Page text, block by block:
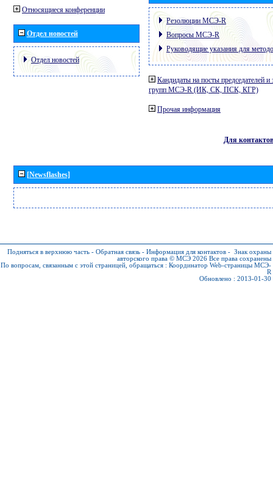
Относящиеся конференции
Отдел новостей
Отдел новостей
Резолюции МСЭ-R
Вопросы МСЭ-R
Руководящие указания для
Кандидаты на посты председателей и
групп МСЭ-R (ИК, СК, ПСК, КГР)
Прочая информация
Для контактов
[Newsflashes]
Подняться в верхнюю часть - Обратная связь - Информация для контактов - Знак охраны
авторского права © МСЭ 2026 Все права сохранены
По вопросам, связанным с этой страницей, обращаться : Координатор Web-страницы МСЭ-
R
Обновлено : 2013-01-30